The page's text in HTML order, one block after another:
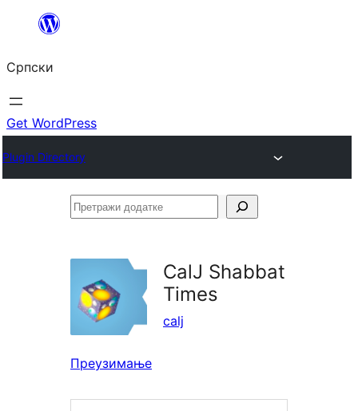
Скочи
садржај
Српски
Get WordPress
Plugin Directory
Претражи
CalJ Shabbat
Times
calj
Преузимање